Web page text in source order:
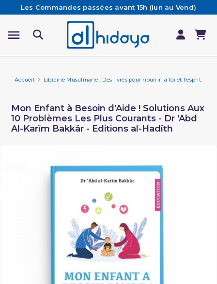
Les Commandes passées avant 15h (lun au Vend)
sont préparées et expédiées le jour même
Besoin d'aide ? Retrouvez notre FAQ
Livraison offerte à partir de 65€ d'achat*
Accueil Librairie Musulmane : Des livres pour nourrir la foi et l’esprit.
Mon Enfant à Besoin d'Aide ! Solutions Aux
10 Problèmes Les Plus Courants - Dr 'Abd
Al-Karîm Bakkâr - Editions al-Hadîth